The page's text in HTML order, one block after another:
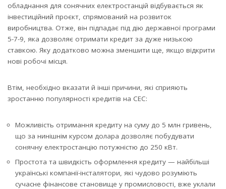
обладнання для сонячних електростанцій відбувається як
інвестиційний проєкт, спрямований на розвиток
виробництва. Отже, він підпадає під дію державної програми
5-7-9, яка дозволяє отримати кредит за дуже низькою
ставкою. Яку додатково можна зменшити ще, якщо відкрити
нові робочі місця.
Втім, необхідно вказати й інші причини, які сприяють
зростанню популярності кредитів на СЕС:
Можливість отримання кредиту на суму до 5 млн гривень,
що за нинішнім курсом долара дозволяє побудувати
сонячну електростанцію потужністю до 250 кВт.
Простота та швидкість оформлення кредиту — найбільші
українські компанії-інсталятори, які чудово розуміють
сучасне фінансове становище у промисловості, вже уклали